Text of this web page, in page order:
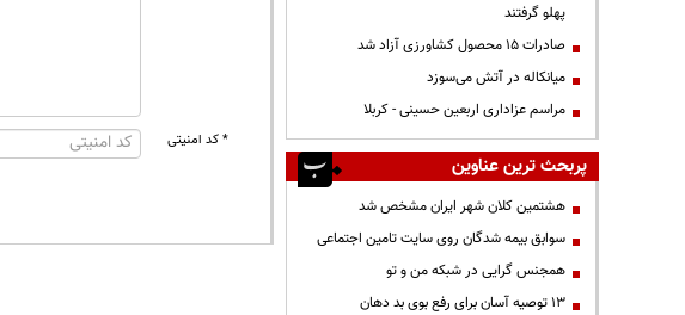
* کد امنیتی
پهلو گرفتند
صادرات ۱۵ محصول کشاورزی آزاد شد
میانکاله در آتش می‌سوزد
مراسم عزاداری اربعین حسینی - کربلا
پربحث ترین عناوین
هشتمین کلان شهر ایران مشخص شد
سوابق بیمه شدگان روی سایت تامین اجتماعی
همجنس گرایی در شبکه من و تو
13 توصیه آسان برای رفع بوی بد دهان